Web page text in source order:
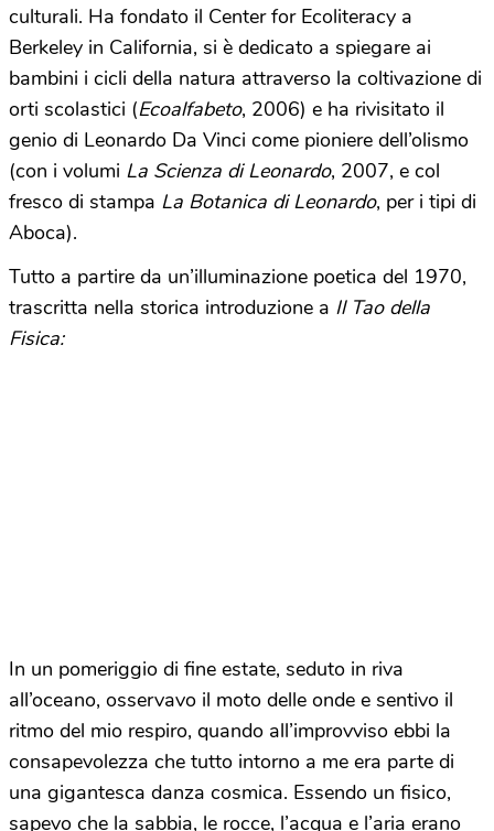
culturali. Ha fondato il Center for Ecoliteracy a
Berkeley in California, si è dedicato a spiegare ai
bambini i cicli della natura attraverso la coltivazione di
orti scolastici (Ecoalfabeto, 2006) e ha rivisitato il
genio di Leonardo Da Vinci come pioniere dell’olismo
(con i volumi La Scienza di Leonardo, 2007, e col
fresco di stampa La Botanica di Leonardo, per i tipi di
Aboca).
Tutto a partire da un’illuminazione poetica del 1970,
trascritta nella storica introduzione a Il Tao della
Fisica:
In un pomeriggio di fine estate, seduto in riva
all’oceano, osservavo il moto delle onde e sentivo il
ritmo del mio respiro, quando all’improvviso ebbi la
consapevolezza che tutto intorno a me era parte di
una gigantesca danza cosmica. Essendo un fisico,
sapevo che la sabbia, le rocce, l’acqua e l’aria erano